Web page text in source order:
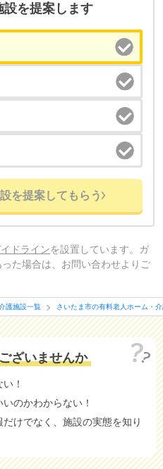
設を提案します
を提案してもらう
ドラインを設置しています。ガ
た場合は、お問い合わせよりご
護施設一覧 さいたま市の有料老人ホーム・
ざいませんか
！
のかわからない！
けでなく、施設の実態を知り